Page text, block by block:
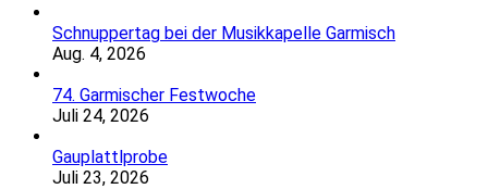
Schnuppertag bei der Musikkapelle Garmisch
Aug. 4, 2026
74. Garmischer Festwoche
Juli 24, 2026
Gauplattlprobe
Juli 23, 2026